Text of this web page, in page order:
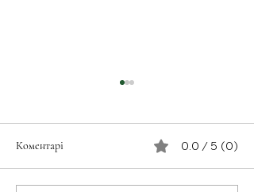
Коментарі 0.0 / 5 (0)